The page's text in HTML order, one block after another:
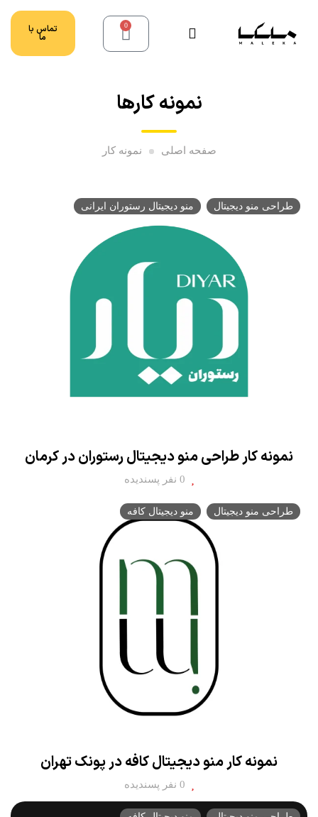
0 تماس با
ما
نمونه کارها
صفحه اصلی نمونه کار
طراحی منو دیجیتال منو دیجیتال رستوران ایرانی
نمونه کار طراحی منو دیجیتال رستوران در کرمان
طراحی منو دیجیتال منو دیجیتال کافه
نمونه کار منو دیجیتال کافه در پونک تهران